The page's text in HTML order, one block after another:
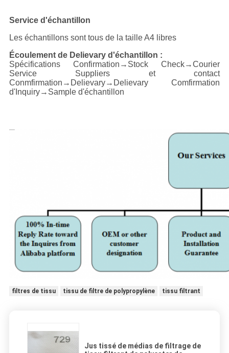
Service d'échantillon
Les échantillons sont tous de la taille A4 libres
Écoulement de Delievary d'échantillon :
Spécifications Confirmation→Stock Check→Courier
Service Suppliers et contact
Conmfirmation→Delievary→Delievary Comfirmation
d'Inquiry→Sample d'échantillon
filtres de tissu tissu de filtre de polypropylène tissu filtrant
Jus tissé de médias de filtrage de